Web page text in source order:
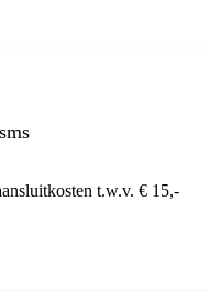
t.w.v. € 15,-